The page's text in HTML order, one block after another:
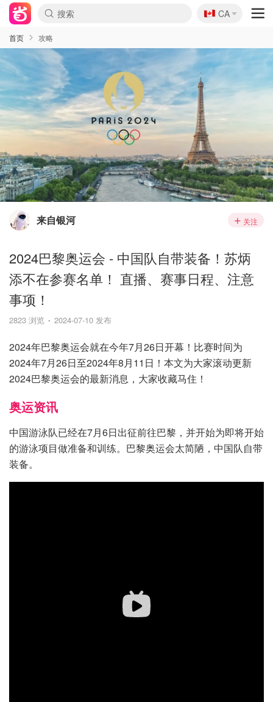
🇨🇦
CA
首页 攻略
来自银河 关注
2024巴黎奥运会 - 中国队自带装备！苏炳
添不在参赛名单！ 直播、赛事日程、注意
事项！
2823 浏览 2024-07-10 发布
2024年巴黎奥运会就在今年7月26日开幕！比赛时间为
2024年7月26日至2024年8月11日！本文为大家滚动更新
2024巴黎奥运会的最新消息，大家收藏马住！
奥运资讯
中国游泳队已经在7月6日出征前往巴黎，并开始为即将开始
的游泳项目做准备和训练。巴黎奥运会太简陋，中国队自带
装备。